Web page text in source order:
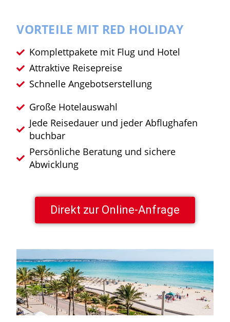
VORTEILE MIT RED HOLIDAY
Komplettpakete mit Flug und Hotel
Attraktive Reisepreise
Schnelle Angebotserstellung
Große Hotelauswahl
Jede Reisedauer und jeder Abflughafen
buchbar
Persönliche Beratung und sichere
Abwicklung
Direkt zur Online-Anfrage